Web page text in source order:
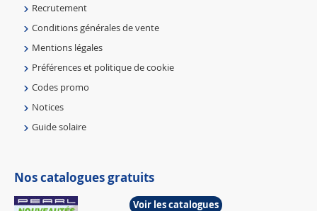
Recrutement
Conditions générales de vente
Mentions légales
Préférences et politique de cookie
Codes promo
Notices
Guide solaire
Nos catalogues gratuits
Voir les catalogues